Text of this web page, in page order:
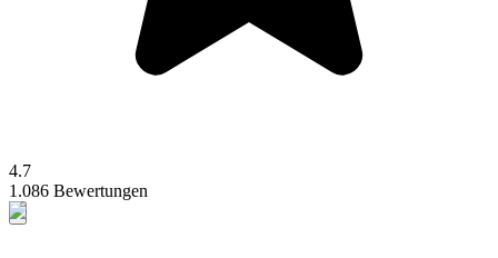
4.7
1.086 Bewertungen